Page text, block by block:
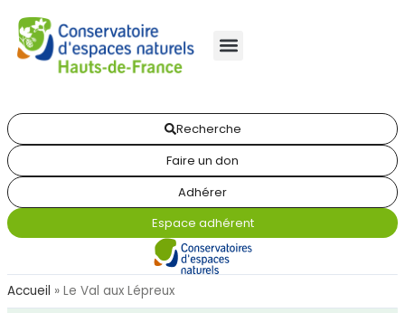
Recherche
Faire un don
Adhérer
Espace adhérent
Accueil » Le Val aux Lépreux